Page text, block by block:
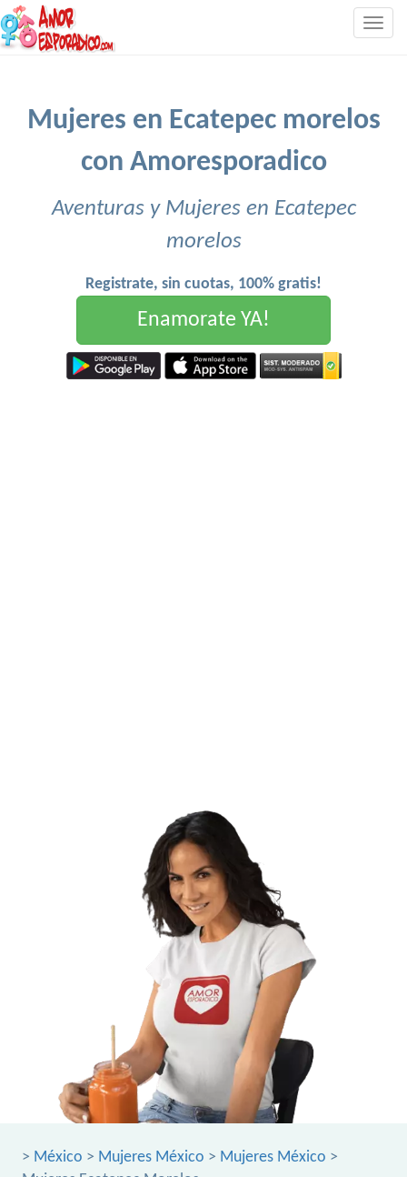
Mujeres en Ecatepec morelos
con Amoresporadico
Aventuras y Mujeres en Ecatepec
morelos
Registrate, sin cuotas, 100% gratis!
Enamorate YA!
> México > Mujeres México > Mujeres México >